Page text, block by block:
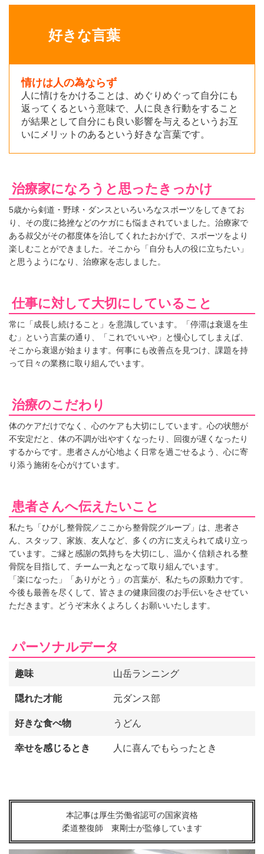
好きな言葉
情けは人の為ならず
人に情けをかけることは、めぐりめぐって自分にも
返ってくるという意味で、人に良き行動をすること
が結果として自分にも良い影響を与えるというお互
いにメリットのあるという好きな言葉です。
治療家になろうと思ったきっかけ
5歳から剣道・野球・ダンスといろいろなスポーツをしてきてお
り、その度に捻挫などのケガにも悩まされていました。治療家で
ある叔父がその都度体を治してくれたおかげで、スポーツをより
楽しむことができました。そこから「自分も人の役に立ちたい」
と思うようになり、治療家を志しました。
仕事に対して大切にしていること
常に「成長し続けること」を意識しています。「停滞は衰退を生
む」という言葉の通り、「これでいいや」と慢心してしまえば、
そこから衰退が始まります。何事にも改善点を見つけ、課題を持
って日々の業務に取り組んでいます。
治療のこだわり
体のケアだけでなく、心のケアも大切にしています。心の状態が
不安定だと、体の不調が出やすくなったり、回復が遅くなったり
するからです。患者さんが心地よく日常を過ごせるよう、心に寄
り添う施術を心がけています。
患者さんへ伝えたいこと
私たち「ひがし整骨院／ここから整骨院グループ」は、患者さ
ん、スタッフ、家族、友人など、多くの方に支えられて成り立っ
ています。ご縁と感謝の気持ちを大切にし、温かく信頼される整
骨院を目指して、チーム一丸となって取り組んでいます。
「楽になった」「ありがとう」の言葉が、私たちの原動力です。
今後も最善を尽くして、皆さまの健康回復のお手伝いをさせてい
ただきます。どうぞ末永くよろしくお願いいたします。
パーソナルデータ
趣味 山岳ランニング
隠れた才能 元ダンス部
好きな食べ物 うどん
幸せを感じるとき 人に喜んでもらったとき
本記事は厚生労働省認可の国家資格
柔道整復師 東剛士が監修しています